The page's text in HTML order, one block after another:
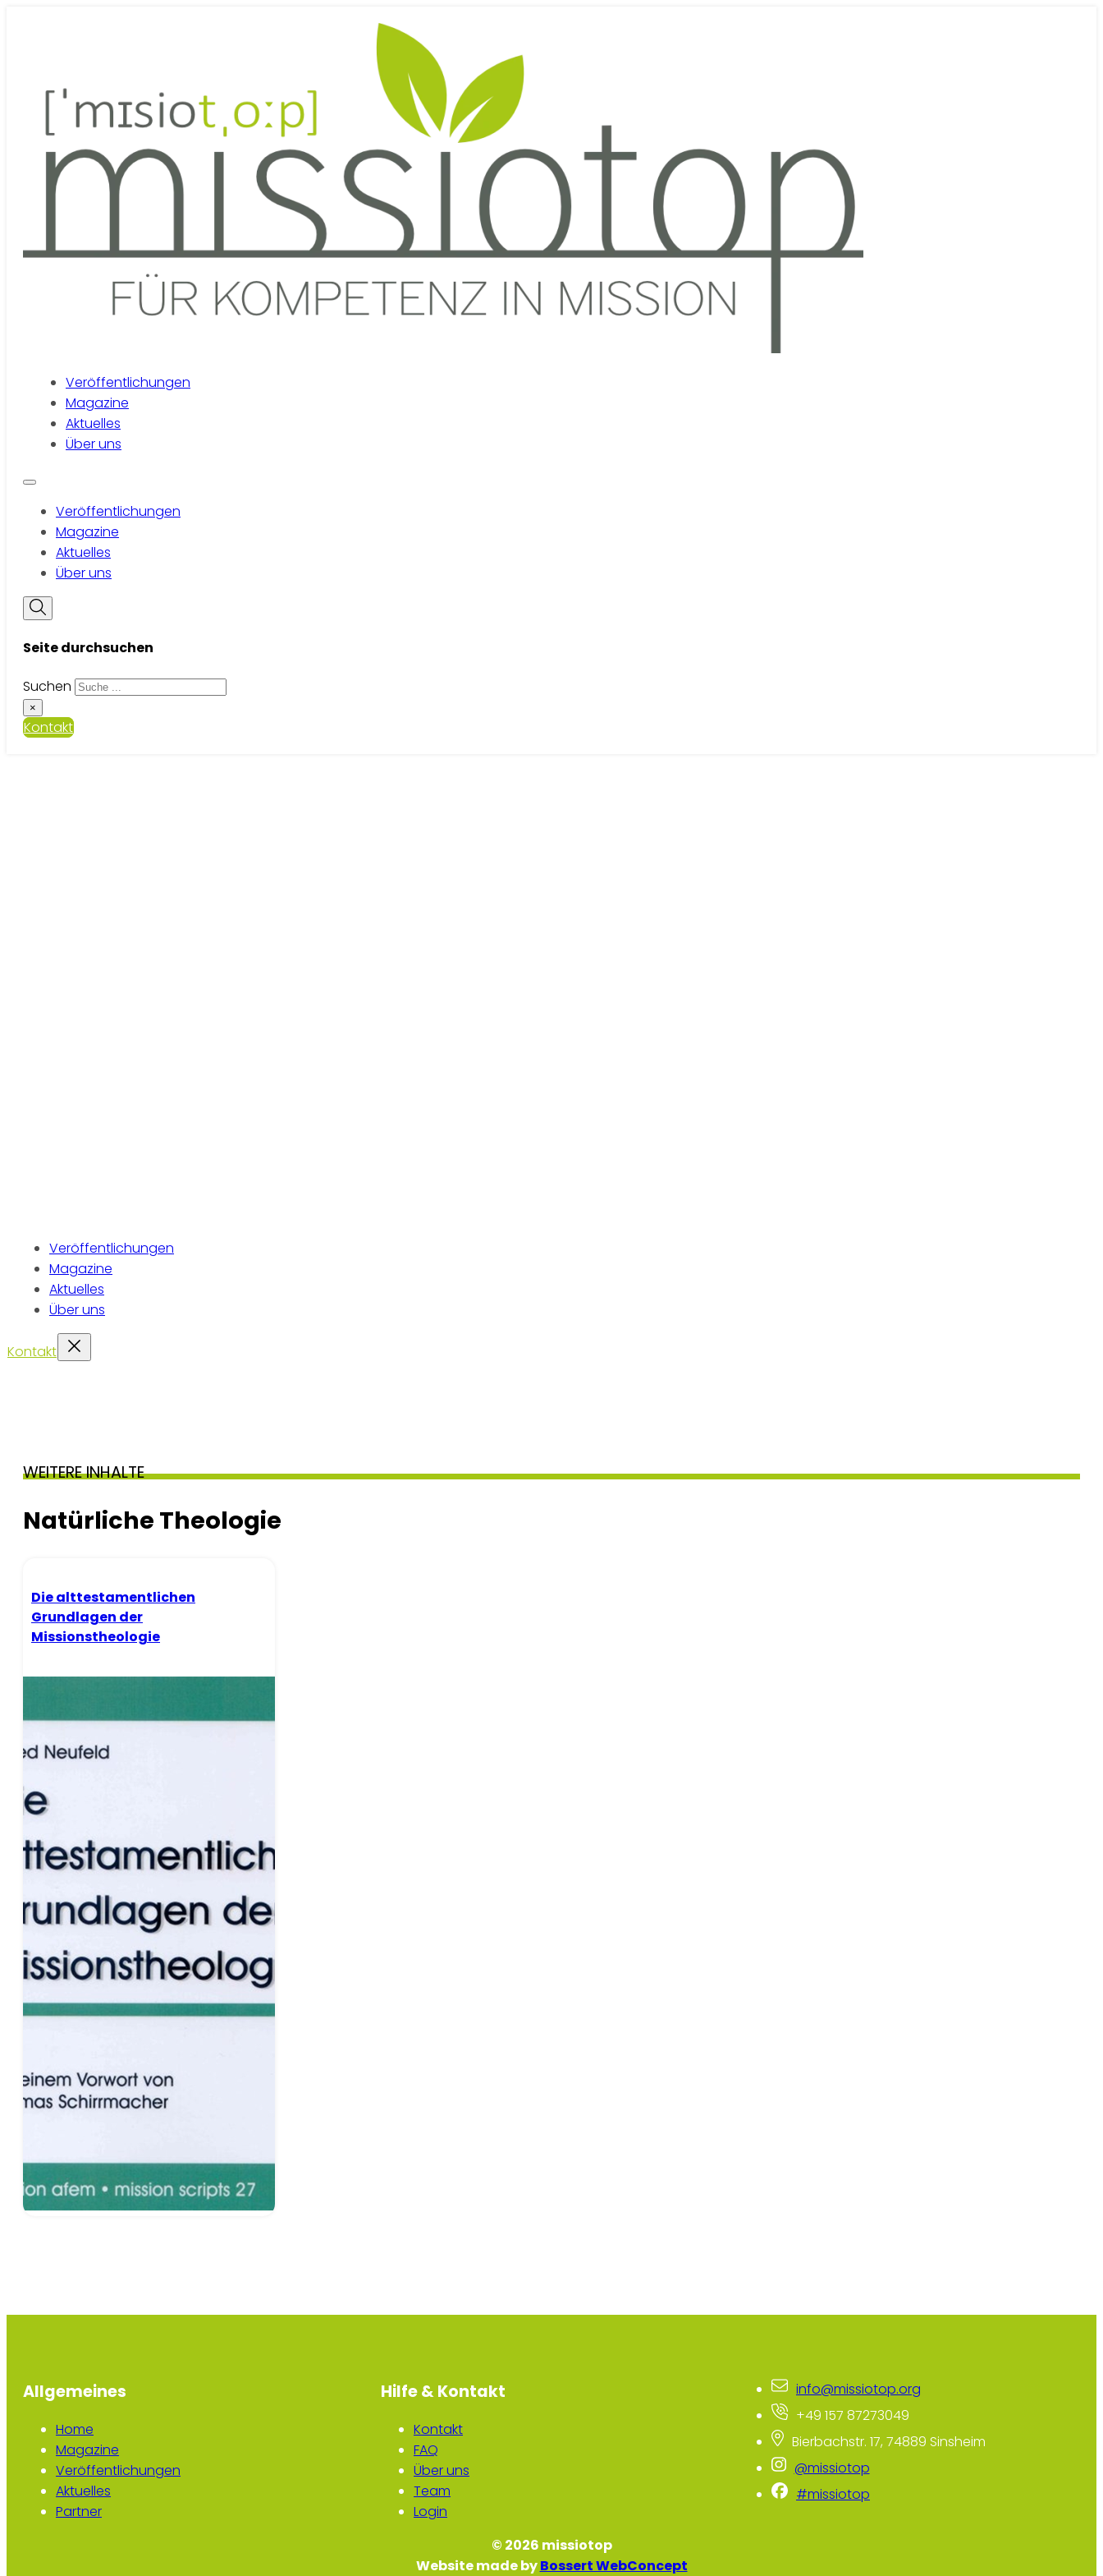
Veröffentlichungen
Magazine
Aktuelles
Über uns
Veröffentlichungen
Magazine
Aktuelles
Über uns
Seite durchsuchen
Suchen
×
Kontakt
Veröffentlichungen
Magazine
Aktuelles
Über uns
Kontakt
WEITERE INHALTE
Natürliche Theologie
Die alttestamentlichen
Grundlagen der
Missionstheologie
Allgemeines
Home
Magazine
Veröffentlichungen
Aktuelles
Partner
Hilfe & Kontakt
Kontakt
FAQ
Über uns
Team
Login
info@missiotop.org
+49 157 87273049
Bierbachstr. 17, 74889 Sinsheim
@missiotop
#missiotop
© 2026 missiotop
Website made byBossert WebConcept